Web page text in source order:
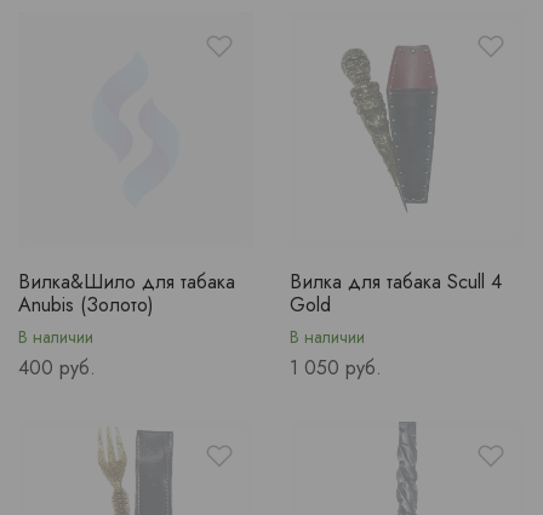
Вилка&Шило для табака
Anubis (Золото)
В наличии
Price
400 руб.
Вилка для табака Scull 4
Gold
В наличии
Price
1 050 руб.